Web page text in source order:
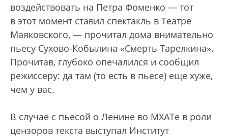
воздействовать на Петра Фоменко — тот
в этот момент ставил спектакль в Театре
Маяковского, — прочитал дома внимательно
пьесу Сухово-Кобылина «Смерть Тарелкина».
Прочитав, глубоко опечалился и сообщил
режиссеру: да там (то есть в пьесе) еще хуже,
чем у вас.
В случае с пьесой о Ленине во МХАТе в роли
цензоров текста выступал Институт